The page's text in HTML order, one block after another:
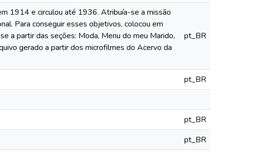
1914 e circulou até 1936. Atribuía-se a missão
Para conseguir esses objetivos, colocou em
a partir das seções: Moda, Menu do meu Marido,
gerado a partir dos microfilmes do Acervo da
pt_BR
pt_BR
pt_BR
pt_BR